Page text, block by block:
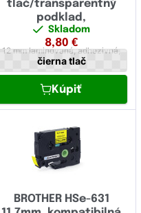
tlač/transparentný
podklad,
vysokorýchlostná,
extrémne adhézna
Skladom
8,80 €
12 mmlaminovaná,adhezivná,
vysokorychlostná
čierna tlač
Kúpiť
BROTHER HSe-631